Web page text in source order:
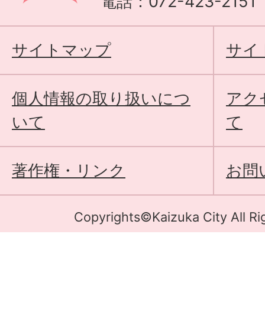
サイトマップ サイ
個人情報の取り扱いにつ
いて
アク
て
著作権・リンク お問
Copyrights©Kaizuka City All